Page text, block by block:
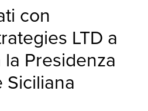
con
LTD a
Presidenza
Siciliana